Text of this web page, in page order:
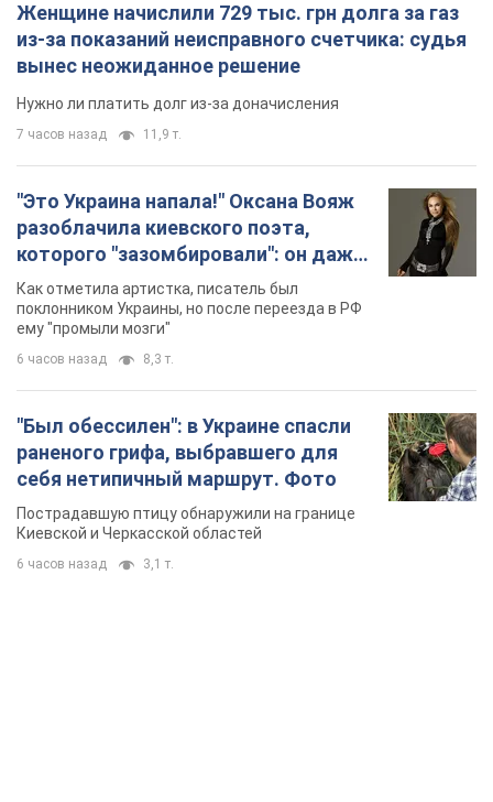
Женщине начислили 729 тыс. грн долга за газ
из-за показаний неисправного счетчика: судья
вынес неожиданное решение
Нужно ли платить долг из-за доначисления
7 часов назад 11,9 т.
"Это Украина напала!" Оксана Вояж
разоблачила киевского поэта,
которого "зазомбировали": он даже
русского не знал, а теперь хочет
геноцида украинцев
Как отметила артистка, писатель был
поклонником Украины, но после переезда в РФ
ему "промыли мозги"
6 часов назад 8,3 т.
"Был обессилен": в Украине спасли
раненого грифа, выбравшего для
себя нетипичный маршрут. Фото
Пострадавшую птицу обнаружили на границе
Киевской и Черкасской областей
6 часов назад 3,1 т.